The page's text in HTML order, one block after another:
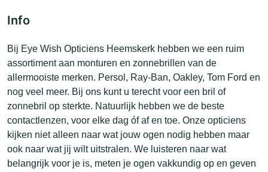
Info
Bij Eye Wish Opticiens Heemskerk hebben we een ruim
assortiment aan monturen en zonnebrillen van de
allermooiste merken. Persol, Ray-Ban, Oakley, Tom Ford en
nog veel meer. Bij ons kunt u terecht voor een bril of
zonnebril op sterkte. Natuurlijk hebben we de beste
contactlenzen, voor elke dag óf af en toe. Onze opticiens
kijken niet alleen naar wat jouw ogen nodig hebben maar
ook naar wat jij wilt uitstralen. We luisteren naar wat
belangrijk voor je is, meten je ogen vakkundig op en geven